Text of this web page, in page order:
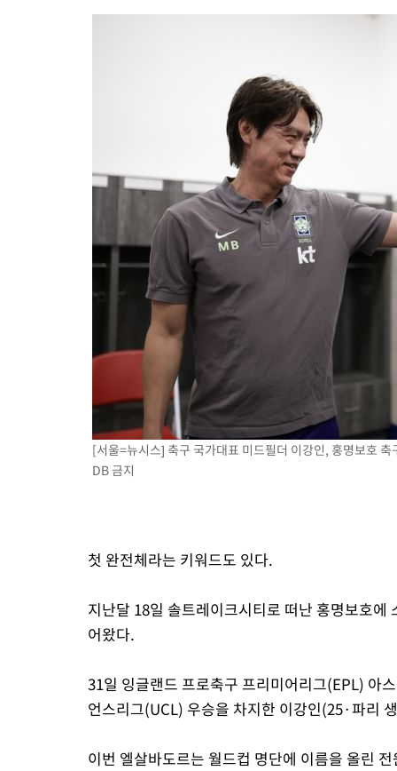
[서울=뉴시스] 축구 국가대표 미드필더 이강인, 홍명보호
DB 금지
첫 완전체라는 키워드도 있다.
지난달 18일 솔트레이크시티로 떠난 홍명보호
어왔다.
31일 잉글랜드 프로축구 프리미어리그(EPL) 아
언스리그(UCL) 우승을 차지한 이강인(25·파리
이번 엘살바도르는 월드컵 명단에 이름을 올린